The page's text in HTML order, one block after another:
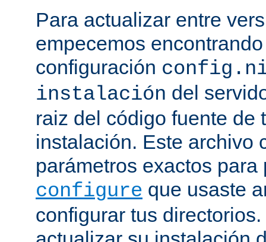
Para actualizar entre
empecemos
configuración
instalación del
raiz del código fuente de
instalación. Este archivo
parámetros exactos para
configure que usaste
configurar tus